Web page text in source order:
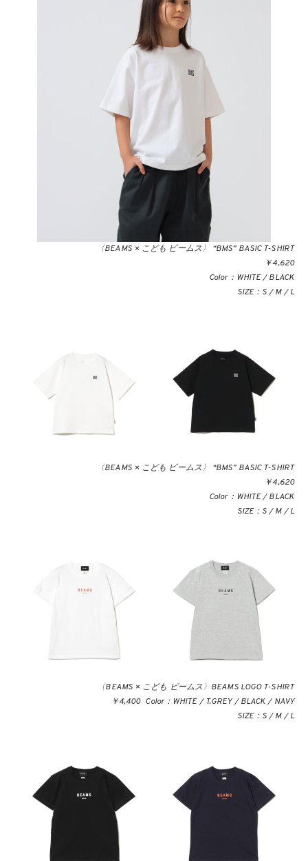
〈BEAMS × こども ビームス〉 “BMS” BASIC T-SHIRT
￥4,620
Color：WHITE / BLACK
SIZE：S / M / L
〈BEAMS × こども ビームス〉 “BMS” BASIC T-SHIRT
￥4,620
Color：WHITE / BLACK
SIZE：S / M / L
〈BEAMS × こども ビームス〉BEAMS LOGO T-SHIRT
￥4,400 Color：WHITE / T.GREY / BLACK / NAVY
SIZE：S / M / L